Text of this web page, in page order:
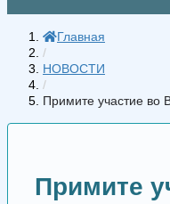
Главная
/
НОВОСТИ
/
Примите участие во
Примите